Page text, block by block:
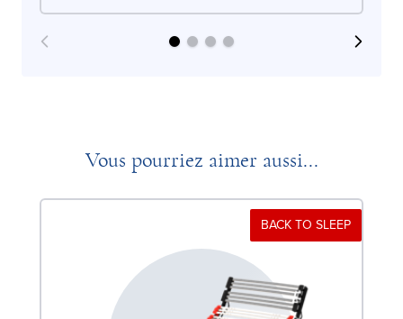
Vous pourriez aimer aussi...
BACK TO SLEEP